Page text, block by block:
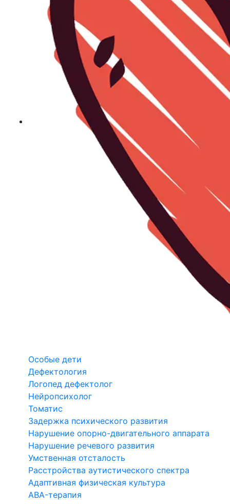
Особые дети
Дефектология
Логопед дефектолог
Нейропсихолог
Томатис
Задержка психического развития
Нарушение опорно-двигательного аппарата
Нарушение речевого развития
Умственная отсталость
Расстройства аутистического спектра
Адаптивная физическая культура
ABA-терапия